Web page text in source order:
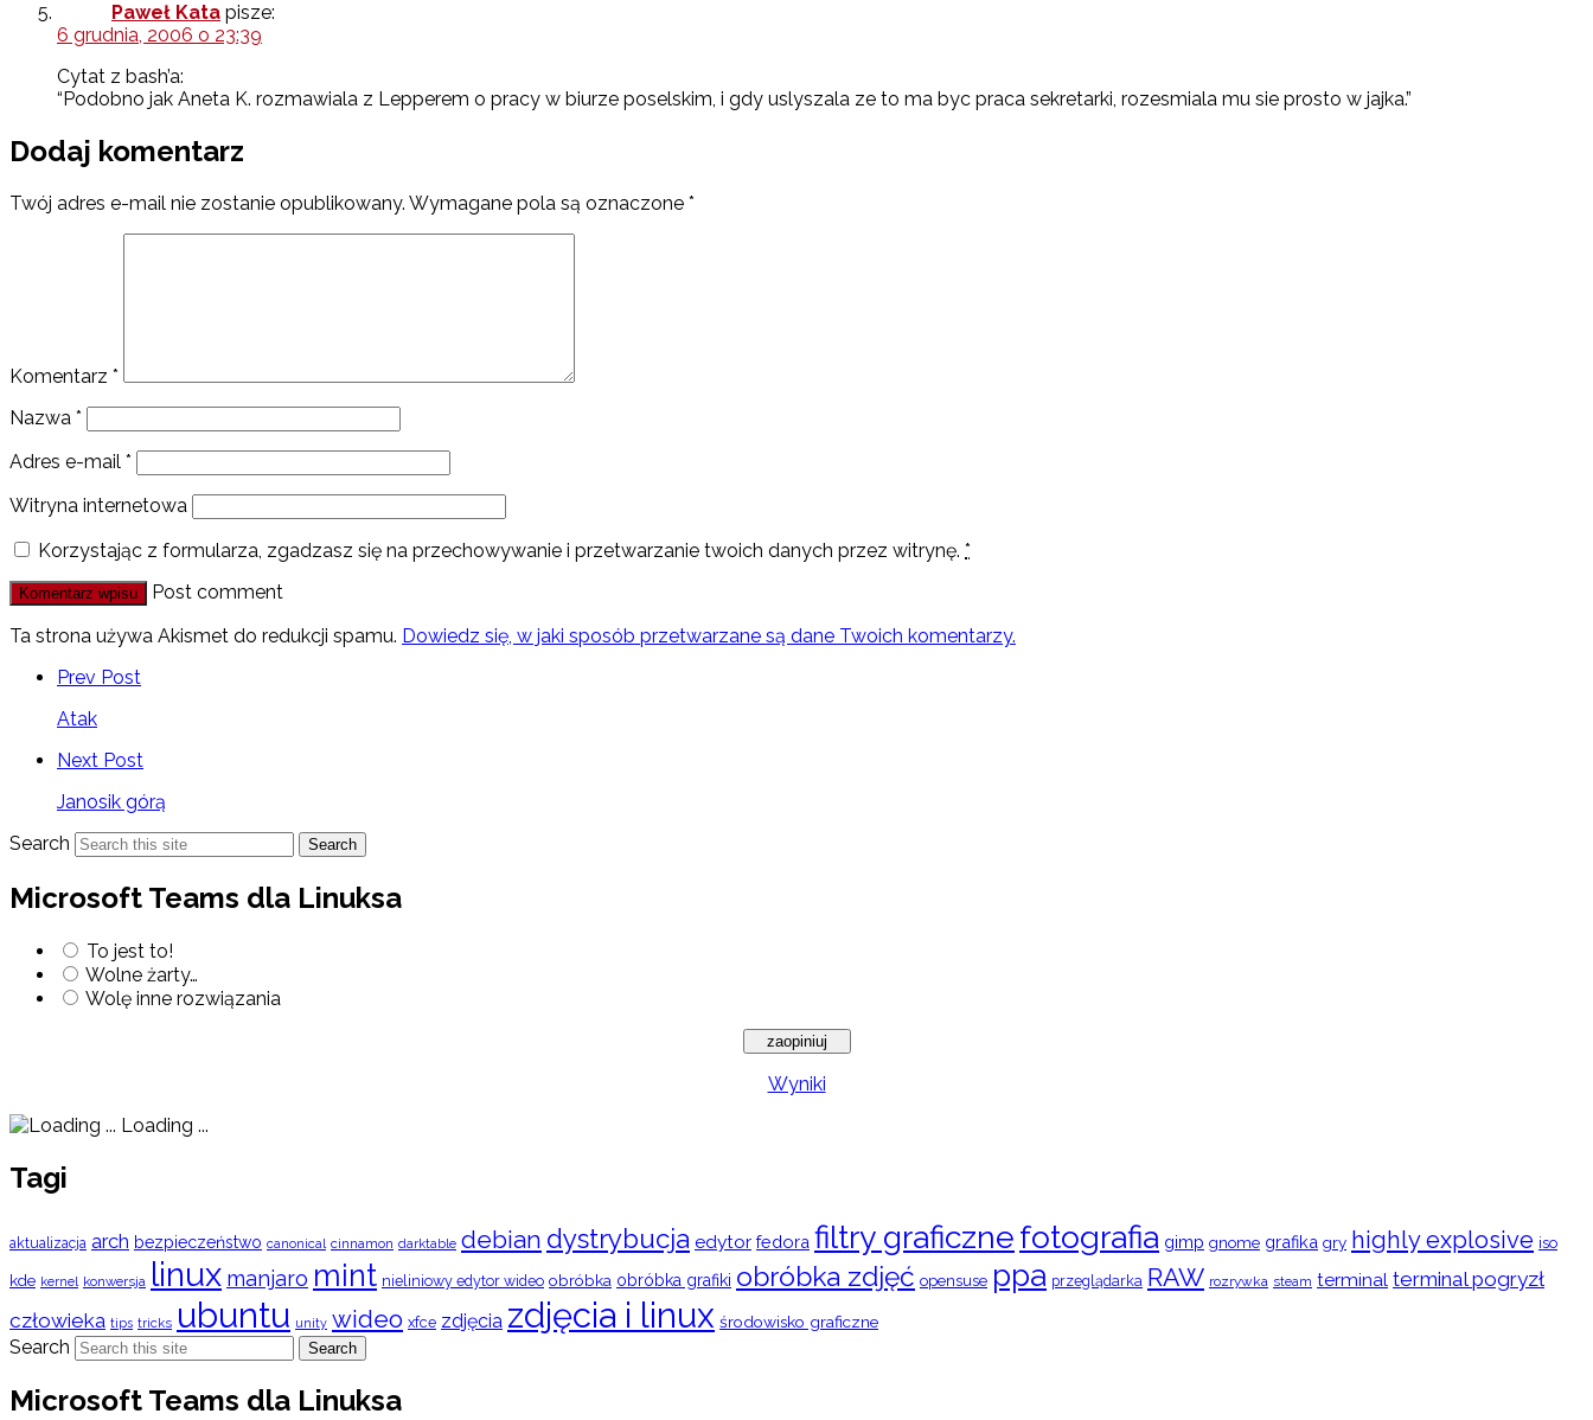
Paweł Kata pisze:
6 grudnia, 2006 o 23:39
Cytat z bash’a:
“Podobno jak Aneta K. rozmawiala z Lepperem o pracy w biurze poselskim, i gdy uslyszala ze to ma byc praca sekretarki, rozesmiala mu sie prosto w jajka.”
Dodaj komentarz
Twój adres e-mail nie zostanie opublikowany. Wymagane pola są oznaczone *
Komentarz *
Nazwa *
Adres e-mail *
Witryna internetowa
Korzystając z formularza, zgadzasz się na przechowywanie i przetwarzanie twoich danych przez witrynę. *
Post comment
Ta strona używa Akismet do redukcji spamu. Dowiedz się, w jaki sposób przetwarzane są dane Twoich komentarzy.
Prev Post
Atak
Next Post
Janosik górą
Search
Search
Microsoft Teams dla Linuksa
To jest to!
Wolne żarty…
Wolę inne rozwiązania
Wyniki
Loading ...
Tagi
aktualizacja arch bezpieczeństwo canonical cinnamon darktable debian dystrybucja edytor fedora filtry graficznefotografia gimp gnome grafika gry highly explosive iso
kde kernel konwersja linux manjaro mint nieliniowy edytor wideo obróbka obróbka grafiki obróbka zdjęć opensuse ppa przeglądarka RAW rozrywka steam terminal terminal pogryzł
człowieka tips tricks ubuntu unity wideo xfce zdjęcia zdjęcia i linux środowisko graficzne
Search Search
Microsoft Teams dla Linuksa